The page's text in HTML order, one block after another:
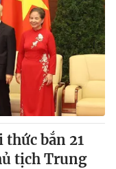
bắn 21
tịch Trung